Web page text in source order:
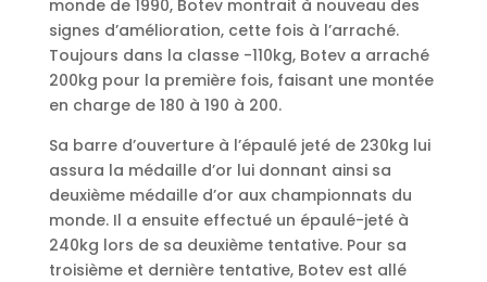
monde de 1990, Botev montrait à nouveau des
signes d’amélioration, cette fois à l’arraché.
Toujours dans la classe -110kg, Botev a arraché
200kg pour la première fois, faisant une montée
en charge de 180 à 190 à 200.
Sa barre d’ouverture à l’épaulé jeté de 230kg lui
assura la médaille d’or lui donnant ainsi sa
deuxième médaille d’or aux championnats du
monde. Il a ensuite effectué un épaulé-jeté à
240kg lors de sa deuxième tentative. Pour sa
troisième et dernière tentative, Botev est allé